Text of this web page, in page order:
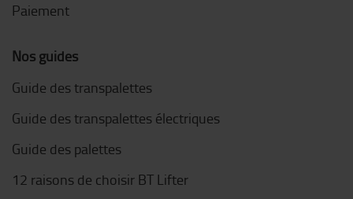
Paiement
Nos guides
Guide des transpalettes
Guide des transpalettes électriques
Guide des palettes
12 raisons de choisir BT Lifter